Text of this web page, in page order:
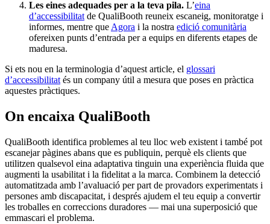
Les eines adequades per a la teva pila. L’eina
d’accessibilitat de QualiBooth reuneix escaneig, monitoratge i
informes, mentre que Agora i la nostra edició comunitària
ofereixen punts d’entrada per a equips en diferents etapes de
maduresa.
Si ets nou en la terminologia d’aquest article, el glossari
d’accessibilitat és un company útil a mesura que poses en pràctica
aquestes pràctiques.
On encaixa QualiBooth
QualiBooth identifica problemes al teu lloc web existent i també pot
escanejar pàgines abans que es publiquin, perquè els clients que
utilitzen qualsevol eina adaptativa tinguin una experiència fluida que
augmenti la usabilitat i la fidelitat a la marca. Combinem la detecció
automatitzada amb l’avaluació per part de provadors experimentats i
persones amb discapacitat, i després ajudem el teu equip a convertir
les troballes en correccions duradores — mai una superposició que
emmascari el problema.